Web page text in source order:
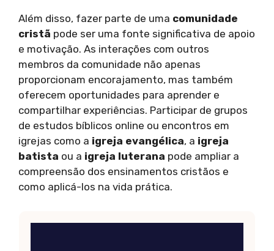
Além disso, fazer parte de uma comunidade
cristã pode ser uma fonte significativa de apoio
e motivação. As interações com outros
membros da comunidade não apenas
proporcionam encorajamento, mas também
oferecem oportunidades para aprender e
compartilhar experiências. Participar de grupos
de estudos bíblicos online ou encontros em
igrejas como a igreja evangélica, a igreja
batista ou a igreja luterana pode ampliar a
compreensão dos ensinamentos cristãos e
como aplicá-los na vida prática.